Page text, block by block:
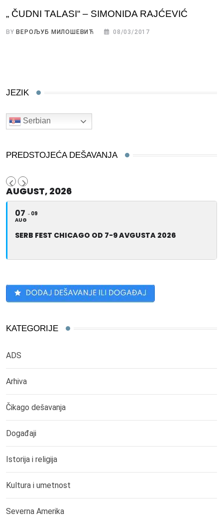
„ ČUDNI TALASI“ – SIMONIDA RAJĆEVIĆ
BY ВЕРОЉУБ МИЛОШЕВИЋ 08/03/2017
JEZIK
Serbian
PREDSTOJEĆA DEŠAVANJA
AUGUST, 2026
07
AUG
09
SERB FEST CHICAGO OD 7-9 AVGUSTA 2026
KATEGORIJE
ADS
Arhiva
Čikago dešavanja
Događaji
Istorija i religija
Kultura i umetnost
Severna Amerika